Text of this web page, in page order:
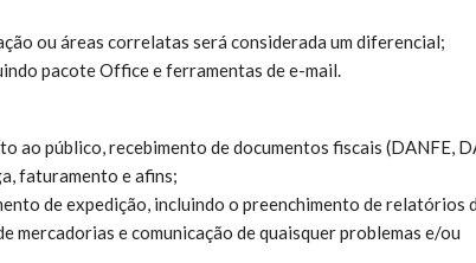
ou áreas correlatas será considerada um diferencial;
pacote Office e ferramentas de e-mail.
ao público, recebimento de documentos fiscais (DANFE,
faturamento e afins;
de expedição, incluindo o preenchimento de relatórios
mercadorias e comunicação de quaisquer problemas e/ou